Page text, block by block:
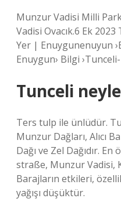
Munzur Vadisi Milli
Vadisi Ovacık.6 Ek
Yer | Enuygunenuyun
Enuygun› Bilgi
Tunceli
Ters tulp ile ünlüdür.
Munzur Dağları, Alıcı
Dağı ve Zel Dağıdır.
straße, Munzur Vadisi,
Barajların etkileri,
yağışı düşüktür.